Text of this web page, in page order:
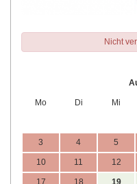
Nicht
Mo Di Mi
3 4 5
10 11 12